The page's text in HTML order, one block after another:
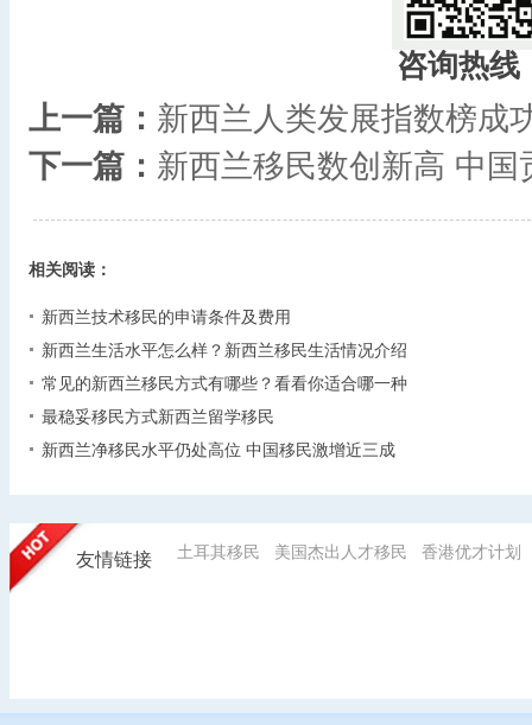
咨询热线
上一篇： 新西兰人类发展指数榜成
下一篇： 新西兰移民数创新高 中国
相关阅读：
新西兰技术移民的申请条件及费用
新西兰生活水平怎么样？新西兰移民生活情况介绍
常见的新西兰移民方式有哪些？看看你适合哪一种
最稳妥移民方式新西兰留学移民
新西兰净移民水平仍处高位 中国移民激增近三成
友情链接 土耳其移民 美国杰出人才移民 香港优才计划